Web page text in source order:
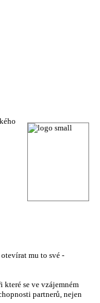
mu to své -
se ve vzájemném
partnerů, nejen